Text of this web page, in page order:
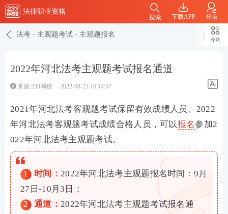
法律职业资格
下载APP 登录
搜索
法考 - 主观题考试 - 主观题报名
导航
2022年河北法考主观题考试报名通道
来源:233网校 2022-08-23 10:14:57
2021年河北法考客观题考试保留有效成绩人员、2022
年河北法考客观题考试成绩合格人员，可以报名参加2
022年河北法考主观题考试。
1 时间： 2022年河北法考主观题报名时间：9月
27日-10月3日；
2
通道： 2022年河北法考主观题考试报名通